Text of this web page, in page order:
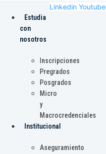
Linkedin Youtube
Estudia
con
nosotros
Inscripciones
Pregrados
Posgrados
Micro
y
Macrocredenciales
Institucional
Aseguramiento